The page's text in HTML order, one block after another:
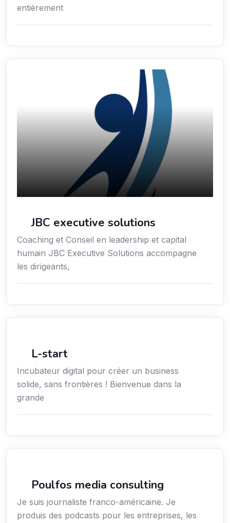
entièrement
JBC executive solutions
Coaching et Conseil en leadership et capital
humain JBC Executive Solutions accompagne
les dirigeants,
L-start
Incubateur digital pour créer un business
solide, sans frontières ! Bienvenue dans la
grande
Poulfos media consulting
Je suis journaliste franco-américaine. Je
produis des podcasts pour les entreprises, les